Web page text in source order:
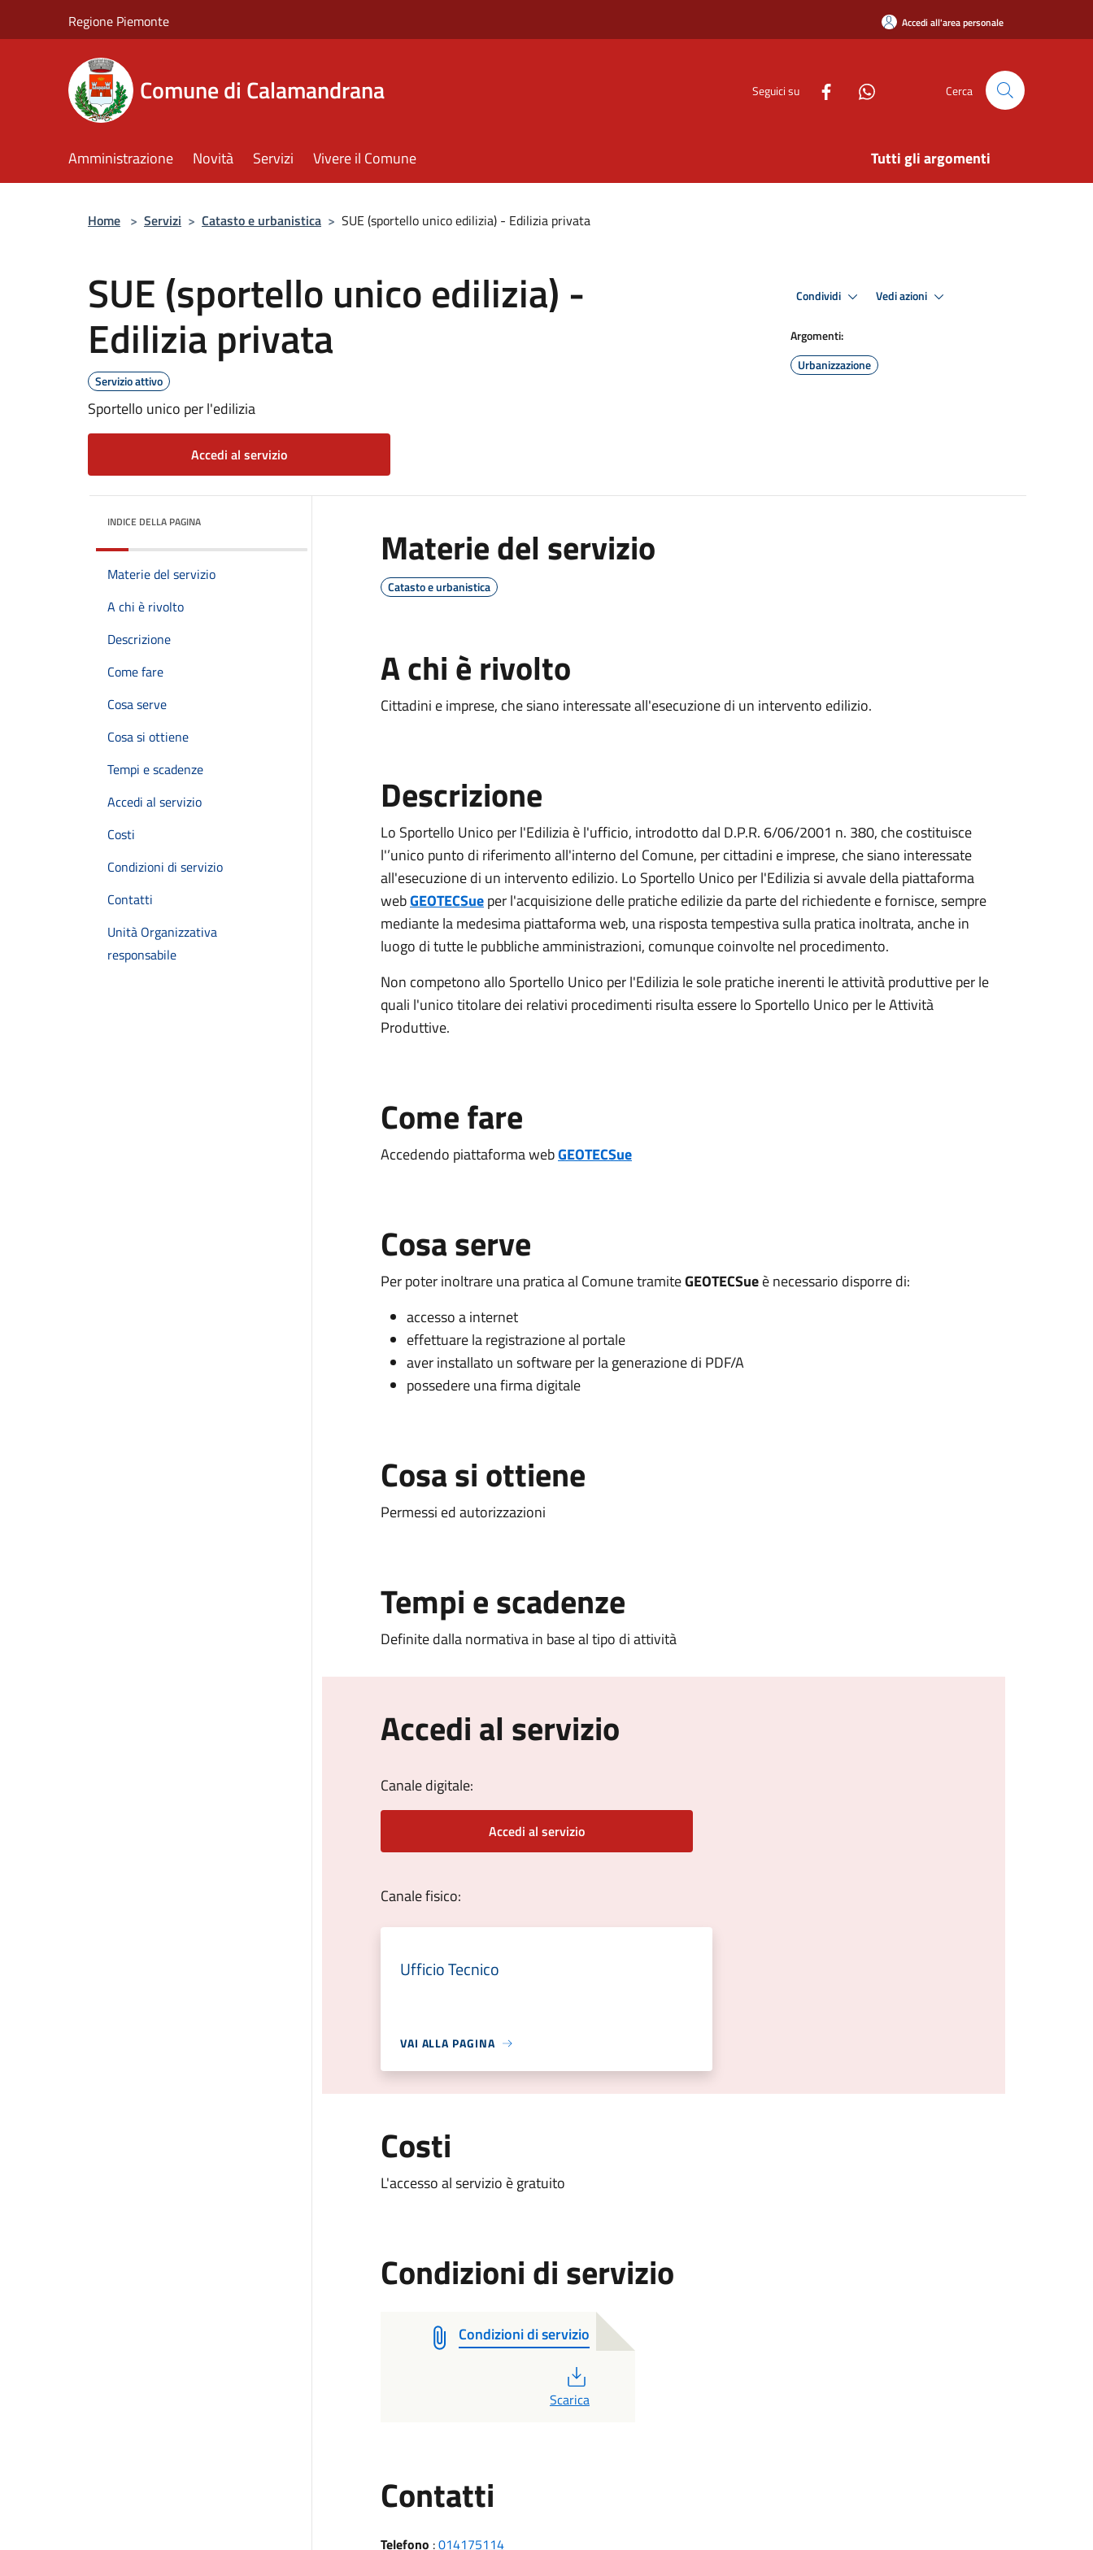
Regione Piemonte Accedi all'area personale
Comune di Calamandrana Seguici su Cerca
Amministrazione Novità Servizi Vivere il Comune Tutti gli argomenti
Home > Servizi > Catasto e urbanistica > SUE (sportello unico edilizia) - Edilizia privata
SUE (sportello unico edilizia) -
Edilizia privata
Servizio attivo
Sportello unico per l'edilizia
Accedi al servizio
Condividi Vedi azioni
Argomenti:
Urbanizzazione
INDICE DELLA PAGINA
Materie del servizio
A chi è rivolto
Descrizione
Come fare
Cosa serve
Cosa si ottiene
Tempi e scadenze
Accedi al servizio
Costi
Condizioni di servizio
Contatti
Unità Organizzativa
responsabile
Materie del servizio
Catasto e urbanistica
A chi è rivolto
Cittadini e imprese, che siano interessate all'esecuzione di un intervento edilizio.
Descrizione
Lo Sportello Unico per l'Edilizia è l'ufficio, introdotto dal D.P.R. 6/06/2001 n. 380, che costituisce
l'’unico punto di riferimento all'interno del Comune, per cittadini e imprese, che siano interessate
all'esecuzione di un intervento edilizio. Lo Sportello Unico per l'Edilizia si avvale della piattaforma
webGEOTECSueper l'acquisizione delle pratiche edilizie da parte del richiedente e fornisce, sempre
mediante la medesima piattaforma web, una risposta tempestiva sulla pratica inoltrata, anche in
luogo di tutte le pubbliche amministrazioni, comunque coinvolte nel procedimento.
Non competono allo Sportello Unico per l'Edilizia le sole pratiche inerenti le attività produttive per le
quali l'unico titolare dei relativi procedimenti risulta essere lo Sportello Unico per le Attività
Produttive.
Come fare
Accedendo piattaforma webGEOTECSue
Cosa serve
Per poter inoltrare una pratica al Comune tramiteGEOTECSueè necessario disporre di:
accesso a internet
effettuare la registrazione al portale
aver installato un software per la generazione di PDF/A
possedere una firma digitale
Cosa si ottiene
Permessi ed autorizzazioni
Tempi e scadenze
Definite dalla normativa in base al tipo di attività
Accedi al servizio
Canale digitale:
Accedi al servizio
Canale fisico:
Ufficio Tecnico
VAI ALLA PAGINA
Costi
L'accesso al servizio è gratuito
Condizioni di servizio
Condizioni di servizio
Scarica
Contatti
Telefono :014175114